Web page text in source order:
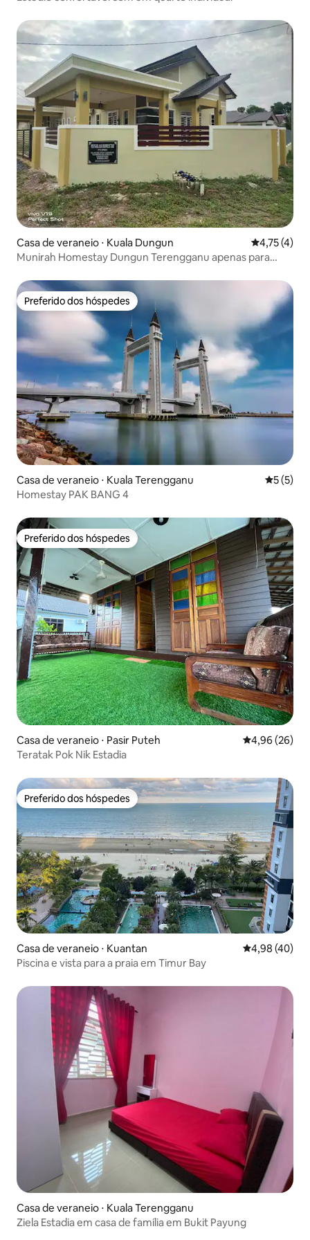
Casa de veraneio ⋅ Kuala Dungun 4,75 de
4,75 (4)
Munirah Homestay Dungun Terengganu apenas para
Preferido dos hóspedes
Preferido dos hóspedes
Casa de veraneio ⋅ Kuala Terengganu 5 de
5 (5)
Homestay PAK BANG 4
Preferido dos hóspedes
Preferido dos hóspedes
Casa de veraneio ⋅ Pasir Puteh 4,96 de uma
4,96 (26)
Teratak Pok Nik Estadia
Preferido dos hóspedes
Preferido dos hóspedes
Casa de veraneio ⋅ Kuantan 4,98 de uma
4,98 (40)
Piscina e vista para a praia em Timur Bay
Casa de veraneio ⋅ Kuala Terengganu
Ziela Estadia em casa de família em Bukit Payung